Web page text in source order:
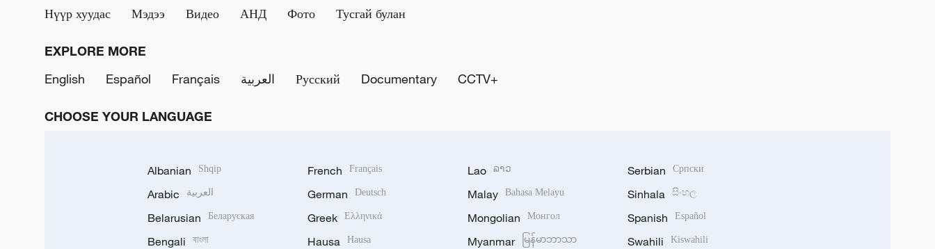
Нүүр хуудас Мэдээ Видео АНД Фото Тусгай булан
EXPLORE MORE
English
Español Français العربية Русский Documentary CCTV+
CHOOSE YOUR LANGUAGE
Albanian Shqip
Arabic العربية
Belarusian Беларуская
Bengali বাংলা
French Français
German Deutsch
Greek Ελληνικά
Hausa Hausa
Lao ລາວ
Malay Bahasa Melayu
Mongolian Монгол
Myanmar မြန်မာဘာသာ
Serbian Српски
Sinhala සිංහල
Spanish Español
Swahili Kiswahili